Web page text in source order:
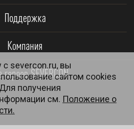
Поддержка
Компания
героев SEVERCON
с severcon.ru, вы
сайтом cookies
получения
см. Положение о